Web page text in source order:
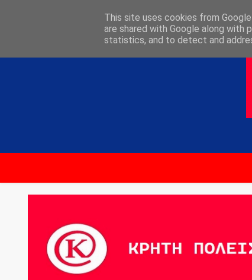
This site uses cookies from
are shared with Google along with
statistics, and to detect and